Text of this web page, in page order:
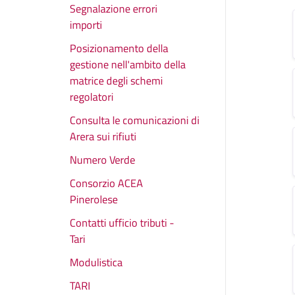
Segnalazione errori
importi
Posizionamento della
gestione nell'ambito della
matrice degli schemi
regolatori
Consulta le comunicazioni di
Arera sui rifiuti
Numero Verde
Consorzio ACEA
Pinerolese
Contatti ufficio tributi -
Tari
Modulistica
TARI